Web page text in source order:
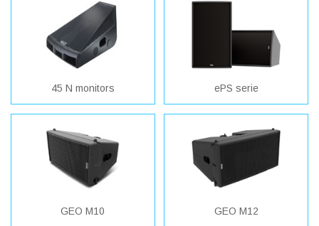
45 N monitors ePS serie
GEO M10 GEO M12